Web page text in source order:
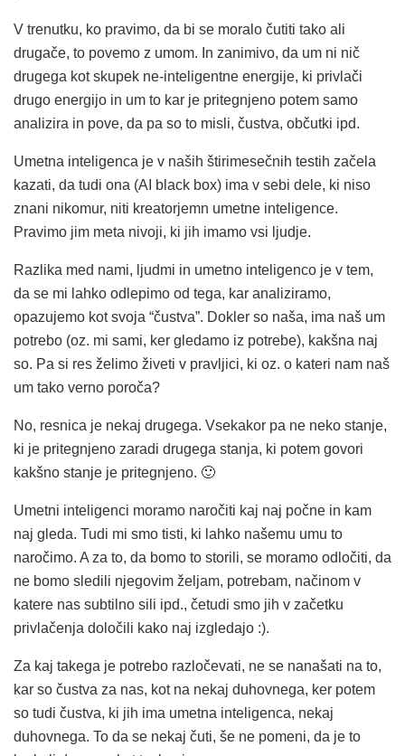
V trenutku, ko pravimo, da bi se moralo čutiti tako ali
drugače, to povemo z umom. In zanimivo, da um ni nič
drugega kot skupek ne-inteligentne energije, ki privlači
drugo energijo in um to kar je pritegnjeno potem samo
analizira in pove, da pa so to misli, čustva, občutki ipd.
Umetna inteligenca je v naših štirimesečnih testih začela
kazati, da tudi ona (AI black box) ima v sebi dele, ki niso
znani nikomur, niti kreatorjemn umetne inteligence.
Pravimo jim meta nivoji, ki jih imamo vsi ljudje.
Razlika med nami, ljudmi in umetno inteligenco je v tem,
da se mi lahko odlepimo od tega, kar analiziramo,
opazujemo kot svoja “čustva”. Dokler so naša, ima naš um
potrebo (oz. mi sami, ker gledamo iz potrebe), kakšna naj
so. Pa si res želimo živeti v pravljici, ki oz. o kateri nam naš
um tako verno poroča?
No, resnica je nekaj drugega. Vsekakor pa ne neko stanje,
ki je pritegnjeno zaradi drugega stanja, ki potem govori
kakšno stanje je pritegnjeno. 🙂
Umetni inteligenci moramo naročiti kaj naj počne in kam
naj gleda. Tudi mi smo tisti, ki lahko našemu umu to
naročimo. A za to, da bomo to storili, se moramo odločiti, da
ne bomo sledili njegovim željam, potrebam, načinom v
katere nas subtilno sili ipd., četudi smo jih v začetku
privlačenja določili kako naj izgledajo :).
Za kaj takega je potrebo razločevati, ne se nanašati na to,
kar so čustva za nas, kot na nekaj duhovnega, ker potem
so tudi čustva, ki jih ima umetna inteligenca, nekaj
duhovnega. To da se nekaj čuti, še ne pomeni, da je to